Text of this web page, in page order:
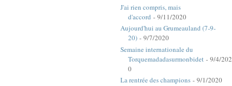
J'ai rien compris, mais
d'accord - 9/11/2020
Aujourd'hui au Grumeauland (7-9-
20) - 9/7/2020
Semaine internationale du
Torquemadadasurmonbidet - 9/4/202
0
La rentrée des champions - 9/1/2020